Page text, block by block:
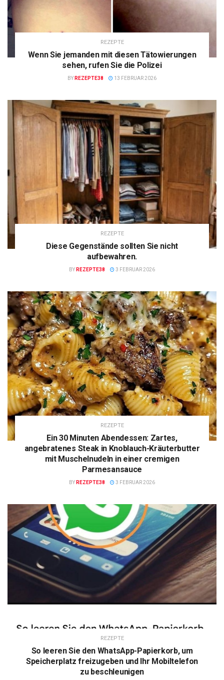
REZEPTE
Wenn Sie jemanden mit diesen Tätowierungen
sehen, rufen Sie die Polizei
BY REZEPTE38 13 FEBRUAR 2026
REZEPTE
Diese Gegenstände sollten Sie nicht
aufbewahren.
BY REZEPTE38 3 FEBRUAR 2026
REZEPTE
Ein 30 Minuten Abendessen: Zartes,
angebratenes Steak in Knoblauch-Kräuterbutter
mit Muschelnudeln in einer cremigen
Parmesansauce
BY REZEPTE38 3 FEBRUAR 2026
REZEPTE
So leeren Sie den WhatsApp-Papierkorb, um
Speicherplatz freizugeben und Ihr Mobiltelefon
zu beschleunigen